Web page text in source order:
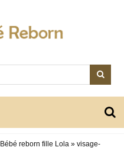
Bébé reborn fille Lola » visage-